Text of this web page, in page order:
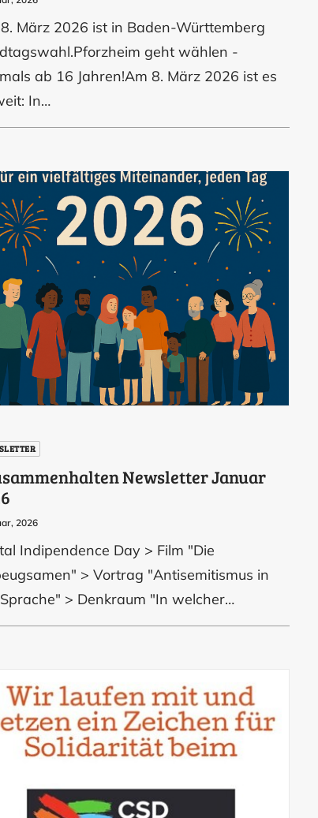
März 2026 ist in Baden-Württemberg
geht wählen -
ab 16 Jahren!Am 8. März 2026 ist es
In…
Newsletter Januar
2026
Indipendence Day > Film "Die
> Vortrag "Antisemitismus in
> Denkraum "In welcher…